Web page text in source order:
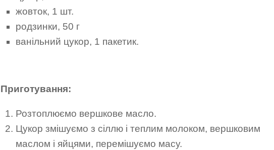
жовток, 1 шт.
родзинки, 50 г
ванільний цукор, 1 пакетик.
Приготування:
Розтоплюємо вершкове масло.
Цукор змішуємо з сіллю і теплим молоком, вершковим
маслом і яйцями, перемішуємо масу.